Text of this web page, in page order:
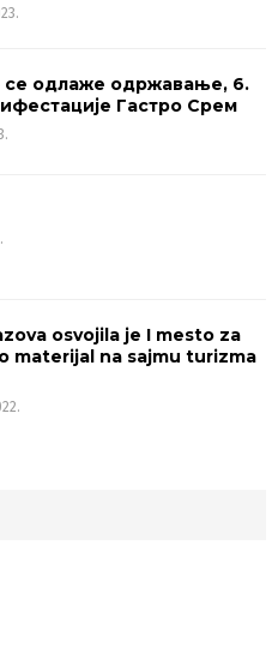
одлаже одржавање, 6.
Гастро Срем
osvojila je I mesto za
materijal na sajmu turizma